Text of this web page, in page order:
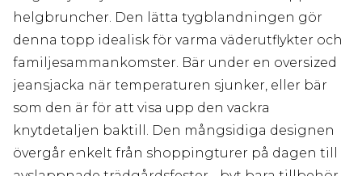
helgbruncher. Den lätta tygblandningen gör
denna topp idealisk för varma väderutflykter och
familjesammankomster. Bär under en oversized
jeansjacka när temperaturen sjunker, eller bär
som den är för att visa upp den vackra
knytdetaljen baktill. Den mångsidiga designen
övergår enkelt från shoppingturer på dagen till